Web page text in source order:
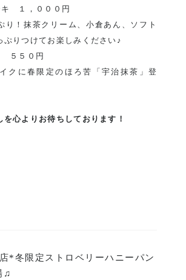
キ １，０００円
り！抹茶クリーム、小倉あん、ソフト
ぷりつけてお楽しみください♪
５５０円
クに春限定のほろ苦「宇治抹茶」登
を心よりお待ちしております！
*冬限定ストロベリーハニーパン
♫